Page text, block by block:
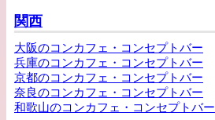
関西
大阪のコンカフェ・コンセプトバー
兵庫のコンカフェ・コンセプトバー
京都のコンカフェ・コンセプトバー
奈良のコンカフェ・コンセプトバー
和歌山のコンカフェ・コンセプトバー